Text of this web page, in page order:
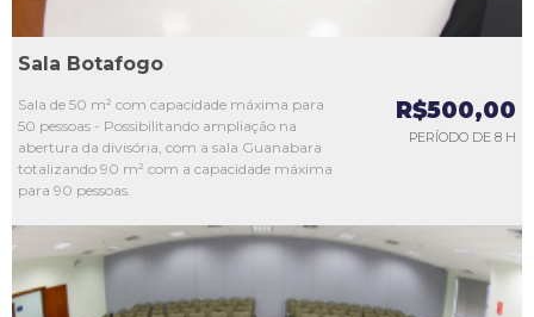
Sala Botafogo
Sala de 50 m² com capacidade máxima para
50 pessoas - Possibilitando ampliação na
abertura da divisória, com a sala Guanabara
totalizando 90 m² com a capacidade máxima
para 90 pessoas.
R$500,00
PERÍODO DE 8 H